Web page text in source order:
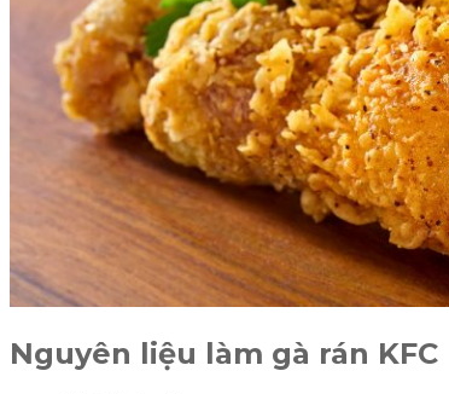
Nguyên liệu làm gà rán KFC